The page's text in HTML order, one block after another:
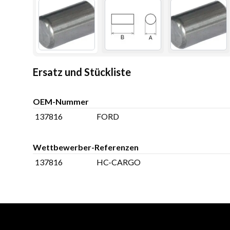
Ersatz und Stückliste
OEM-Nummer
137816
FORD
Wettbewerber-Referenzen
137816
HC-CARGO